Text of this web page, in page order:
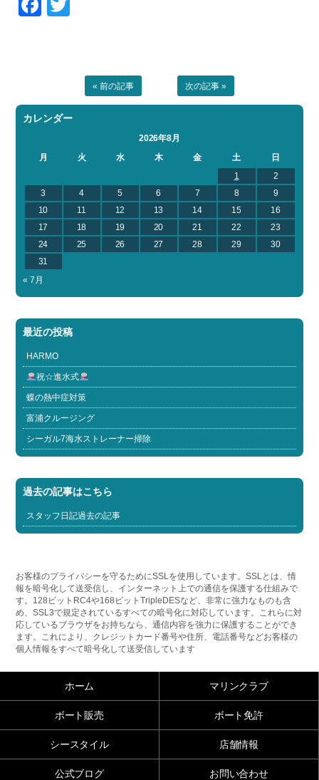
« 前の記事 次の記事 »
カレンダー
2026年8月
月
火 水 木 金 土
日
1
2
3
4 5 6 7 8
9
10
11 12 13 14 15
16
17
18 19 20 21 22
23
24
25 26 27 28 29
30
31
« 7月
最近の投稿
HARMO
祝☆進水式
蝶の熱中症対策
富浦クルージング
シーガル7海水ストレーナー掃除
過去の記事はこちら
スタッフ日記過去の記事
お客様のプライバシーを守るためにSSLを使用しています。SSLとは、情
報を暗号化して送受信し、インターネット上での通信を保護する仕組みで
す。128ビットRC4や168ビットTripleDESなど、非常に強力なものも含
め、SSL3で規定されているすべての暗号化に対応しています。これらに対
応しているブラウザをお持ちなら、通信内容を強力に保護することができ
ます。これにより、クレジットカード番号や住所、電話番号などお客様の
個人情報をすべて暗号化して送受信しています
ホーム マリンクラブ
ボート販売 ボート免許
シースタイル 店舗情報
公式ブログ お問い合わせ